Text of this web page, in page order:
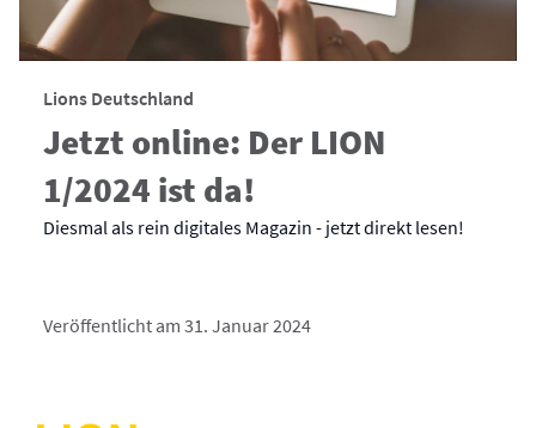
Lions Deutschland
Jetzt online: Der LION
1/2024 ist da!
Diesmal als rein digitales Magazin - jetzt direkt lesen!
Veröffentlicht am 31. Januar 2024